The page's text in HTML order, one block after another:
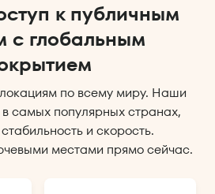
к публичным
с глобальным
по всему миру. Наши
самых популярных странах,
и скорость.
местами прямо сейчас.